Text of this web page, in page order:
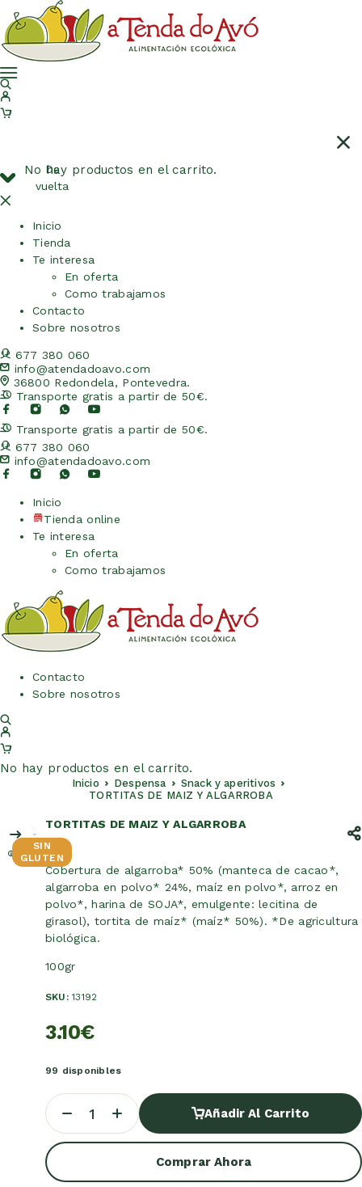
No hay productos en el carrito.
De
vuelta
Inicio
Tienda
Te interesa
En oferta
Como trabajamos
Contacto
Sobre nosotros
677 380 060
info@atendadoavo.com
36800 Redondela, Pontevedra.
Transporte gratis a partir de 50€.
Transporte gratis a partir de 50€.
677 380 060
info@atendadoavo.com
Inicio
Tienda online
Te interesa
En oferta
Como trabajamos
Contacto
Sobre nosotros
No hay productos en el carrito.
Inicio Despensa
Snack y aperitivos
TORTITAS DE MAIZ Y ALGARROBA
SIN
GLUTEN
TORTITAS DE MAIZ Y ALGARROBA
Cobertura de algarroba* 50% (manteca de cacao*,
algarroba en polvo* 24%, maíz en polvo*, arroz en
polvo*, harina de SOJA*, emulgente: lecitina de
girasol), tortita de maíz* (maíz* 50%). *De agricultura
biológica.
100gr
SKU:13192
3.10€
99 disponibles
Añadir Al Carrito
Comprar Ahora